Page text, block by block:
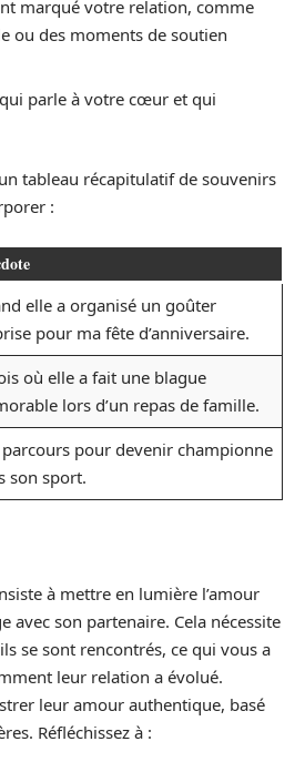
marqué votre relation, comme
ou des moments de soutien
parle à votre cœur et qui
tableau récapitulatif de souvenirs
:
elle a organisé un goûter
pour ma fête d’anniversaire.
où elle a fait une blague
lors d’un repas de famille.
parcours pour devenir championne
son sport.
à mettre en lumière l’amour
avec son partenaire. Cela nécessite
se sont rencontrés, ce qui vous a
leur relation a évolué.
leur amour authentique, basé
Réfléchissez à :